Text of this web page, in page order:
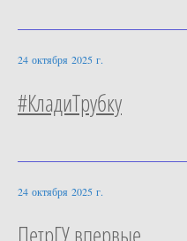
24 октября 2025 г.
#КладиТрубку
24 октября 2025 г.